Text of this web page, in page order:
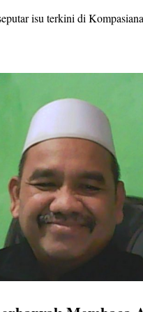
isu terkini di